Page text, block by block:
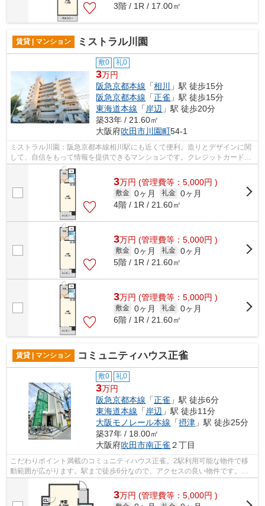
3階 / 1R / 17.00㎡
賃貸 | マンション ミストラル川園
敷0 礼0
3万円
阪急京都本線 「相川
」駅 徒歩15分
阪急京都本線 「正雀 」駅 徒歩15分
東海道本線 「 岸辺 」駅 徒歩20分
築33年 / 21.60㎡
大阪府吹田市川園町54-1
ミストラル川園：阪急京都本線相川駅にも近くて便利。造りとデザインに関
して、自信をもって情報を提供できるマンションです。クレジットカードで
初期費用がお支払いいただけるので、...
3万円 (管理費等：5,000円 )
敷金 0ヶ月 礼金 0ヶ月
4階 / 1R / 21.60㎡
3万円 (管理費等：5,000円 )
敷金 0ヶ月 礼金 0ヶ月
5階 / 1R / 21.60㎡
3万円 (管理費等：5,000円 )
敷金 0ヶ月 礼金 0ヶ月
6階 / 1R / 21.60㎡
賃貸 | マンション コミュニティハウス正雀
敷0 礼0
3万円
阪急京都本線 「正雀 」駅 徒歩6分
東海道本線 「 岸辺 」駅 徒歩11分
大阪モノレール本線 「摂津 」駅 徒歩25分
築37年 / 18.00㎡
大阪府吹田市南正雀 ２丁目
こだわりポイント満載のコミュニティハウス正雀。2駅利用可能な物件で移
動範囲が広がります。駅まで徒歩6分なので、アクセスの良い物件です。遮
音性も高いRC構造の物件。より多くの不...
3万円 (管理費等：5,000円 )